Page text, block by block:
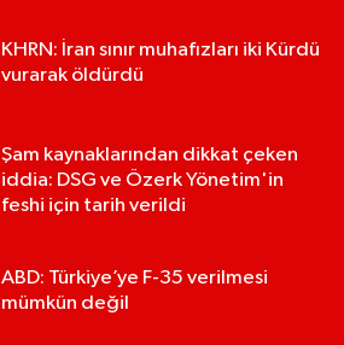
KHRN: İran sınır muhafızları iki Kürdü
vurarak öldürdü
Şam kaynaklarından dikkat çeken
iddia: DSG ve Özerk Yönetim'in
feshi için tarih verildi
ABD: Türkiye’ye F-35 verilmesi
mümkün değil